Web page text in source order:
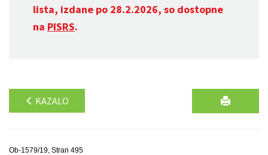
lista, izdane po 28.2.2026, so dostopne
na PISRS.
KAZALO
Ob-1579/19, Stran 495